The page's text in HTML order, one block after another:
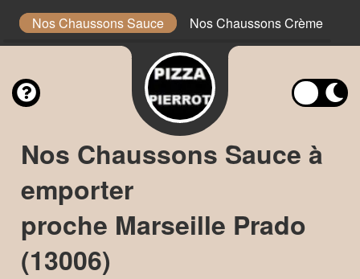
Nos Chaussons Sauce Nos Chaussons Crème
Nos Chaussons Sauce à
emporter
proche Marseille Prado
(13006)